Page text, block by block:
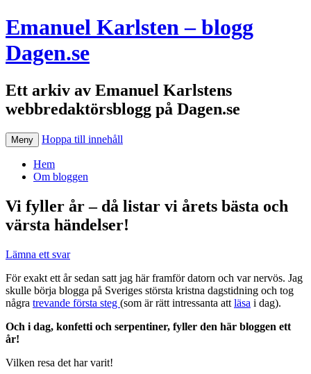
Emanuel Karlsten – blogg
Dagen.se
Ett arkiv av Emanuel Karlstens
webbredaktörsblogg på Dagen.se
Meny Hoppa till innehåll
Hem
Om bloggen
Vi fyller år – då listar vi årets bästa och
värsta händelser!
Lämna ett svar
För exakt ett år sedan satt jag här framför datorn och var nervös. Jag
skulle börja blogga på Sveriges största kristna dagstidning och tog
några trevande första steg (som är rätt intressanta att läsa i dag).
Och i dag, konfetti och serpentiner, fyller den här bloggen ett
år!
Vilken resa det har varit!